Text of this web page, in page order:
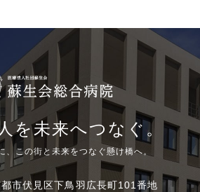
を未来へつなぐ。
、この街と未来をつなぐ懸け橋へ。
市伏見区下鳥羽広長町101番地